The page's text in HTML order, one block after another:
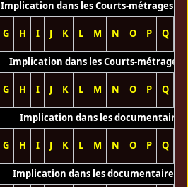
Implication dans les Courts-métrages
G H I J K L M N O P Q
Implication dans les Courts-métrages
G H I J K L M N O P Q
Implication dans les documentaires
G H I J K L M N O P Q
Implication dans les documentaires